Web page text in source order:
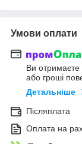
Умови оплати
Ви
або гроші
Детальніше
Післяплата
Оплата на